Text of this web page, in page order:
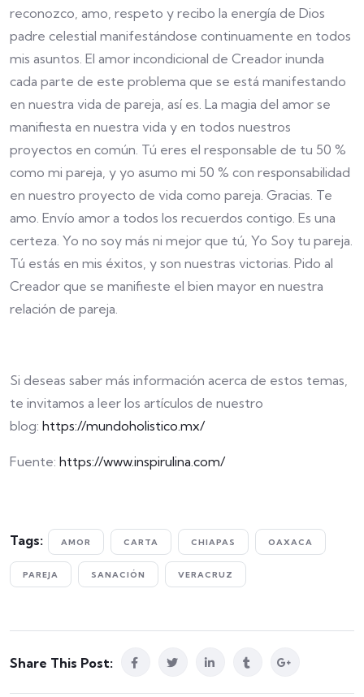
reconozco, amo, respeto y recibo la energía de Dios
padre celestial manifestándose continuamente en todos
mis asuntos. El amor incondicional de Creador inunda
cada parte de este problema que se está manifestando
en nuestra vida de pareja, así es. La magia del amor se
manifiesta en nuestra vida y en todos nuestros
proyectos en común. Tú eres el responsable de tu 50 %
como mi pareja, y yo asumo mi 50 % con responsabilidad
en nuestro proyecto de vida como pareja. Gracias. Te
amo. Envío amor a todos los recuerdos contigo. Es una
certeza. Yo no soy más ni mejor que tú, Yo Soy tu pareja.
Tú estás en mis éxitos, y son nuestras victorias. Pido al
Creador que se manifieste el bien mayor en nuestra
relación de pareja.
Si deseas saber más información acerca de estos temas,
te invitamos a leer los artículos de nuestro
blog: https://mundoholistico.mx/
Fuente: https://www.inspirulina.com/
Tags: AMOR CARTA CHIAPAS OAXACA
PAREJA SANACIÓN VERACRUZ
Share This Post: